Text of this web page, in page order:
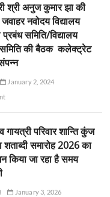
श्री अनुज कुमार झा की
नवोदय विद्यालय
समिति/विद्यालय
की बैठक कलेक्ट्रेट
January 2, 2024
परिवार शान्ति कुंज
शताब्दी समारोह 2026 का
किया जा रहा है समय
January 3, 2026